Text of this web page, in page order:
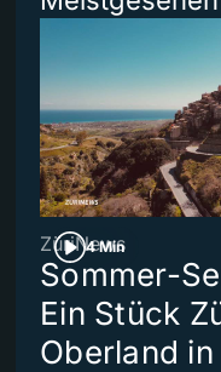
4 Min
ZüriNews
Sommer-
Ein Stück
Oberland